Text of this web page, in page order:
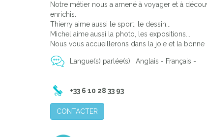
Notre métier nous a amené à voyager et à
enrichis.
Thierry aime aussi le sport, le dessin...
Michel aime aussi la photo, les expositions...
Nous vous accueillerons dans la joie et la bonne
Langue(s) parlée(s) : Anglais - Français -
+33 6 10 28 33 93
CONTACTER